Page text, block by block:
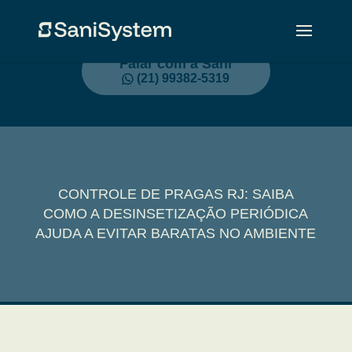
Falar com a Sani
(21) 99382-5319
CONTROLE DE PRAGAS RJ: SAIBA
COMO A DESINSETIZAÇÃO PERIÓDICA
AJUDA A EVITAR BARATAS NO AMBIENTE